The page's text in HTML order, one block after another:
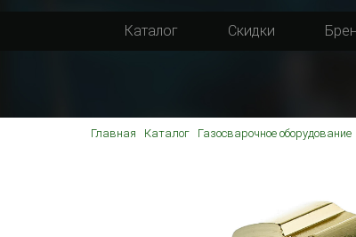
Каталог Скидки
Главная Каталог Газосварочное оборудование